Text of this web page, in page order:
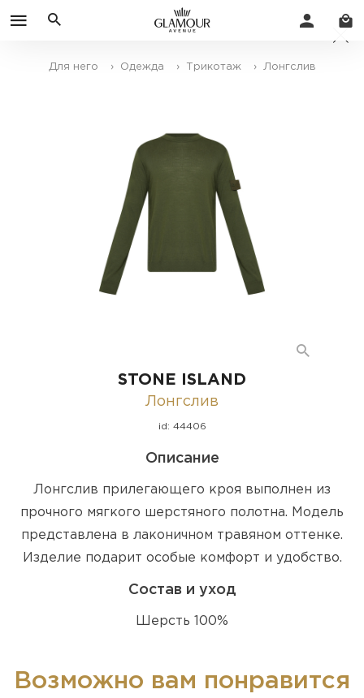
Для него › Одежда › Трикотаж › Лонгслив
STONE ISLAND
Лонгслив
id: 44406
Описание
Лонгслив прилегающего кроя выполнен из
прочного мягкого шерстяного полотна. Модель
представлена в лаконичном травяном оттенке.
Изделие подарит особые комфорт и удобство.
Состав и уход
Шерсть 100%
Возможно вам понравится